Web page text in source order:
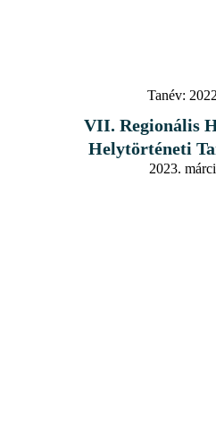
Tanév:
VII. Regionális
Helytörténeti
2023.